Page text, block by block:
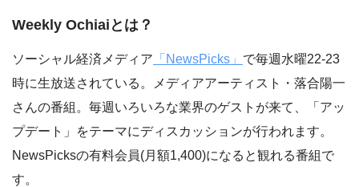
Weekly Ochiaiとは？
ソーシャル経済メディア 「NewsPicks」 で毎週水曜22-23
時に生放送されている。メディアアーティスト・落合陽一
さんの番組。毎週いろいろな業界のゲストが来て、「アッ
プデート」をテーマにディスカッションが行われます。
NewsPicksの有料会員(月額1,400)になると観れる番組で
す。